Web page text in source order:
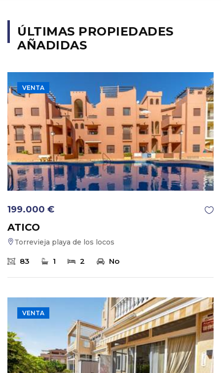
ÚLTIMAS PROPIEDADES
AÑADIDAS
VENTA
199.000 €
ATICO
Torrevieja playa de los locos
83 1 2 No
VENTA